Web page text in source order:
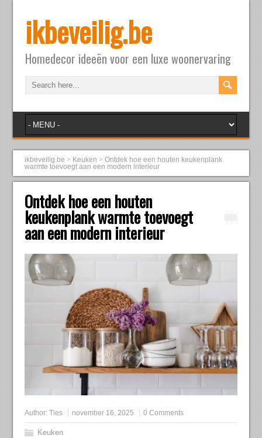
ikbeveilig.be
Homedecor ideeën voor een luxe woonervaring
ikbeveilig.be > Keuken >Ontdek hoe een houten keukenplank
warmte toevoegt aan een modern interieur
Ontdek hoe een houten
keukenplank warmte toevoegt
aan een modern interieur
Author:Ties november 16, 2025 0 Comments
Keuken